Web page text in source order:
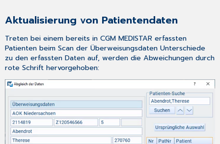
Aktualisierung von Patientendaten
Treten bei einem bereits in CGM MEDISTAR erfassten
Patienten beim Scan der Überweisungsdaten Unterschiede
zu den erfassten Daten auf, werden die Abweichungen durch
rote Schrift hervorgehoben: